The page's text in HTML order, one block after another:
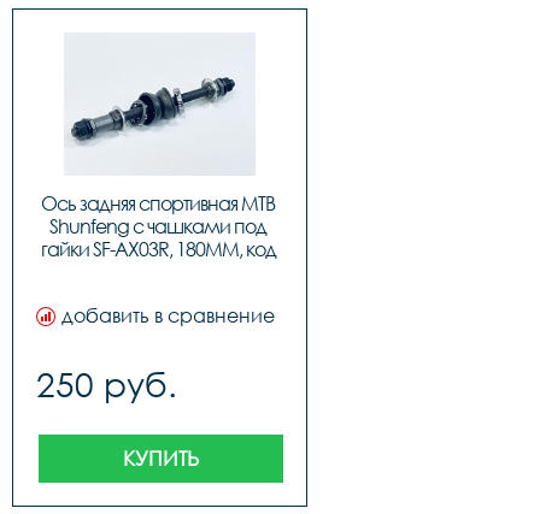
Ось задняя спортивная MTB
Shunfeng с чашками под
гайки SF-AX03R, 180MM, код
добавить в сравнение
250 руб.
КУПИТЬ